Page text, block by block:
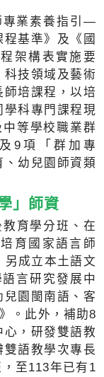
專業素養指引—
基準》及《國
架構表實施要
技領域及藝術
培課程，以培
科專門課程現
等學校職業群
9項「群加專
幼兒園師資類
」師資
育學分班、在
育國家語言師
成立本土語文
言研究發展中
園閩南語、客
。此外，補助8
，研發雙語教
語教學次專長
至113年已有1